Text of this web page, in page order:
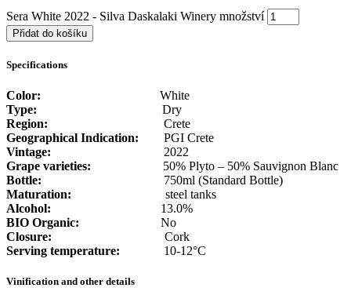
Sera White 2022 - Silva Daskalaki Winery množství
Přidat do košíku
Specifications
Color: White
Type: Dry
Region: Crete
Geographical Indication: PGI Crete
Vintage: 2022
Grape varieties: 50% Plyto – 50% Sauvignon Blanc
Bottle: 750ml (Standard Bottle)
Maturation: steel tanks
Alcohol: 13.0%
BIO Organic: No
Closure: Cork
Serving temperature: 10-12°C
Vinification and other details